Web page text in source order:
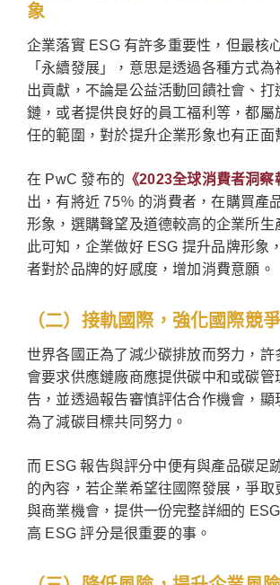
象
企業落實 ESG 有許多重要性，但最核
「永續發展」，意思是透過各種方式
出貢獻，不論是公益活動回饋社會、打
鏈，或者提供良好的員工福利等，都屬
任的範圍，對於提升企業形象也有正面
在 PwC 發布的 《2023全球消費者洞察
出，有將近 75％ 的消費者，在購買產
形象，選購聲望及道德較高的企業所生
此可知，企業做好 ESG 提升品牌形象
者對於品牌的好感度，增加消費意願。
（二）接軌國際，強化國際競
世界各國正為了減少碳排放而努力，許
會要求供應鏈廠商應提供碳中和或碳管
告，並透過報告審慎評估合作機會，顯
為了減碳目標共同努力。
而 ESG 報告與評分中便有與產品碳足
的內容，若企業希望往國際發展，爭取
與商業機會，提供一份完整詳細的
高 ESG 評分是很重要的事。